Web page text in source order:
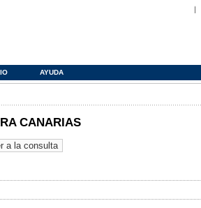
AYUDA
CANARIAS